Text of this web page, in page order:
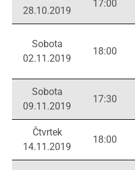
28.10.2019
17:00
Sobota
02.11.2019
18:00
Sobota
09.11.2019
17:30
Čtvrtek
14.11.2019
18:00